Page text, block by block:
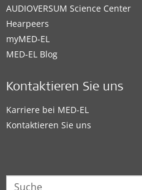
AUDIOVERSUM Science Center
Hearpeers
myMED‑EL
MED-EL Blog
Kontaktieren Sie uns
Karriere bei MED-EL
Kontaktieren Sie uns